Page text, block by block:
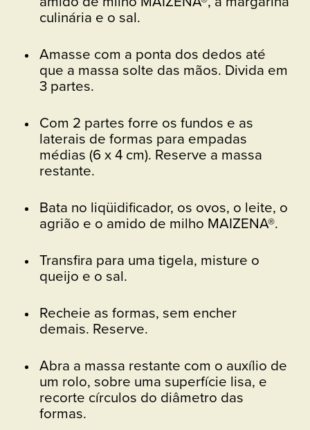
culinária e o sal.
Amasse com a ponta dos dedos até
que a massa solte das mãos. Divida em
3 partes.
Com 2 partes forre os fundos e as
laterais de formas para empadas
médias (6 x 4 cm). Reserve a massa
restante.
Bata no liqüidificador, os ovos, o leite, o
agrião e o amido de milho MAIZENA®.
Transfira para uma tigela, misture o
queijo e o sal.
Recheie as formas, sem encher
demais. Reserve.
Abra a massa restante com o auxílio de
um rolo, sobre uma superfície lisa, e
recorte círculos do diâmetro das
formas.